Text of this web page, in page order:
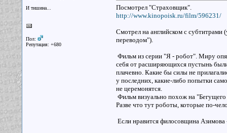
И тишина...
Пол:
Репутация: +680
Посмотрел "Страховщик".
http://www.kinopoisk.ru/film/596231/
Смотрел на английском с субтитрами
переводом").
Фильм из серии "Я - робот". Миру
себя от расширяющихся пустынь
плачевно. Какие бы силы не
у последних, какие-либо попытки
не церемонятся.
Фильм визуально похож на
Разве что тут роботы, которые по-
Если нравится филосовщина